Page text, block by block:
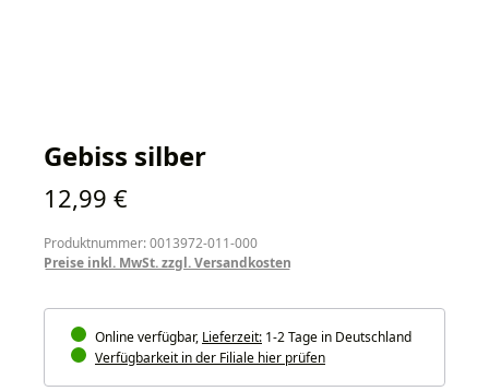
Gebiss silber
Regulärer Preis:
12,99 €
Produktnummer: 0013972-011-000
Preise inkl. MwSt. zzgl. Versandkosten
Online verfügbar, Lieferzeit: 1-2 Tage in Deutschland
Verfügbarkeit in der Filiale hier prüfen